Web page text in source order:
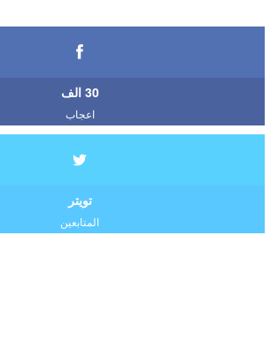
30 الف
اعجاب
تويتر
المتابعين